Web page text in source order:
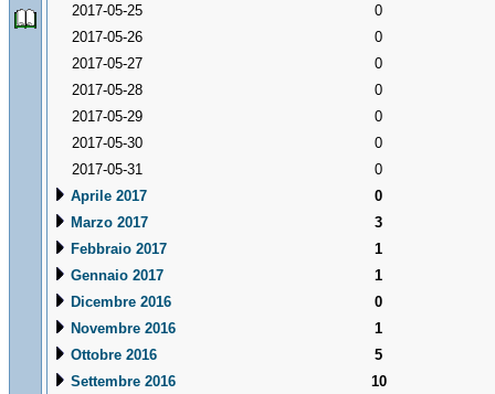
2017-05-25
0
2017-05-26
0
2017-05-27
0
2017-05-28
0
2017-05-29
0
2017-05-30
0
2017-05-31
0
Aprile 2017
0
Marzo 2017
3
Febbraio 2017
1
Gennaio 2017
1
Dicembre 2016
0
Novembre 2016
1
Ottobre 2016
5
Settembre 2016
10